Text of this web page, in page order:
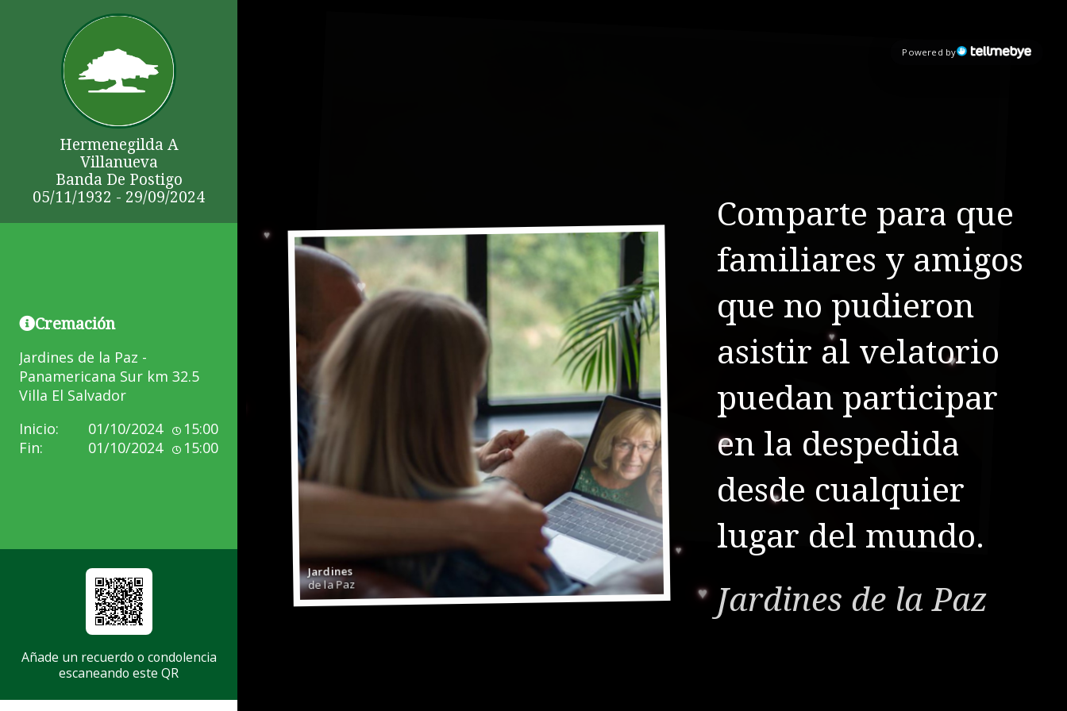
Hermenegilda A
Villanueva
Banda De Postigo
05/11/1932 - 29/09/2024
Cremación
Jardines de la Paz -
Panamericana Sur km 32.5
Villa El Salvador
Inicio:
01/10/2024
15:00
Fin:
01/10/2024 15:00
Añade un recuerdo o condolencia
escaneando este QR
Powered by
Jardines
Jardines
de la Paz
Comparte para que
familiares y amigos
que no pudieron
asistir al velatorio
puedan participar
en la despedida
desde cualquier
lugar del mundo.
Jardines de la Paz
Jardines
de la Paz